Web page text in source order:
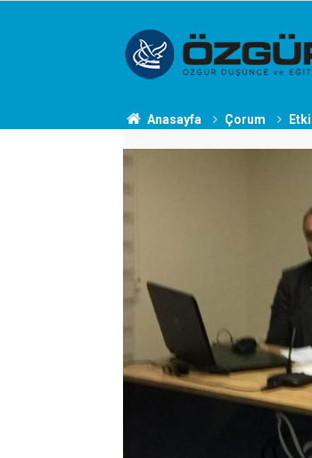
Anasayfa Çorum